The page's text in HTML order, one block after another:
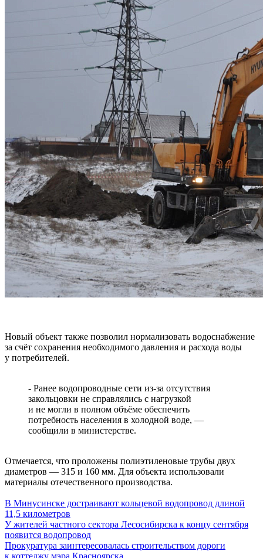
Новый объект также позволил нормализовать водоснабжение
за счёт сохранения необходимого давления и расхода воды
у потребителей.
- Ранее водопроводные сети из-за отсутствия
закольцовки не справлялись с нагрузкой
и не могли в полном объёме обеспечить
потребность населения в холодной воде, —
сообщили в министерстве.
Отмечается, что проложены полиэтиленовые трубы двух
диаметров — 315 и 160 мм. Для объекта использовали
материалы отечественного производства.
В Минусинске достраивают кольцевой водопровод длиной
11,5 километров
У жителей частного сектора Лесосибирска к концу сентября
появится водопровод
Прокуратура заинтересовалась строительством дороги
к коттеджу мэра Красноярска